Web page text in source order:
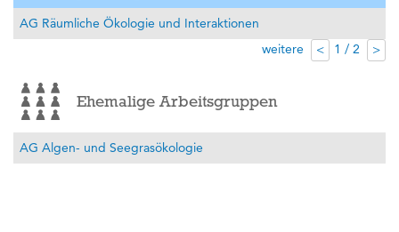
AG Räumliche Ökologie und Interaktionen
weitere
< 1 / 2 >
Ehemalige Arbeitsgruppen
AG Algen- und Seegrasökologie